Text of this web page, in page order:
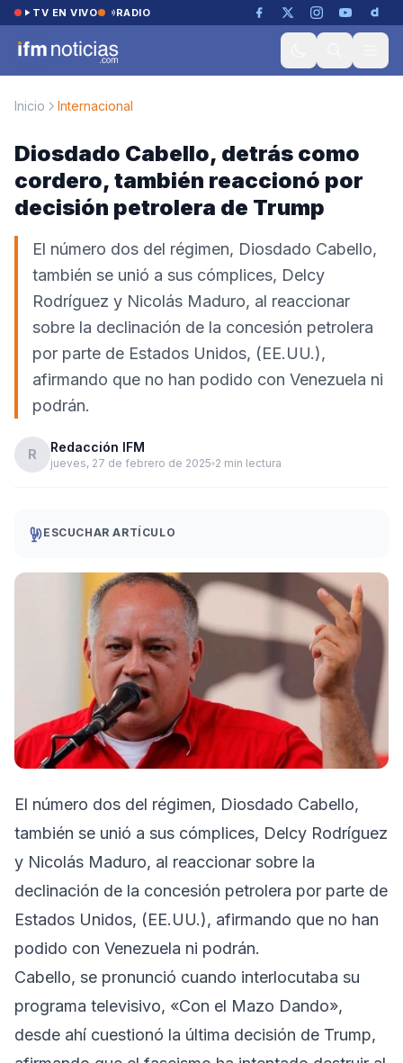
Saltar al contenido
TV EN VIVO RADIO
Inicio Internacional
Diosdado Cabello, detrás como
cordero, también reaccionó por
decisión petrolera de Trump
El número dos del régimen, Diosdado Cabello,
también se unió a sus cómplices, Delcy
Rodríguez y Nicolás Maduro, al reaccionar
sobre la declinación de la concesión petrolera
por parte de Estados Unidos, (EE.UU.),
afirmando que no han podido con Venezuela ni
podrán.
R Redacción IFM
jueves, 27 de febrero de 2025 2 min lectura
ESCUCHAR ARTÍCULO
El número dos del régimen, Diosdado Cabello,
también se unió a sus cómplices, Delcy Rodríguez
y Nicolás Maduro, al reaccionar sobre la
declinación de la concesión petrolera por parte de
Estados Unidos, (EE.UU.), afirmando que no han
podido con Venezuela ni podrán.
Cabello, se pronunció cuando interlocutaba su
programa televisivo, «Con el Mazo Dando»,
desde ahí cuestionó la última decisión de Trump,